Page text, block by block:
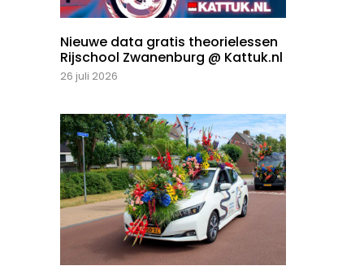
Nieuwe data gratis theorielessen
Rijschool Zwanenburg @ Kattuk.nl
26 juli 2026